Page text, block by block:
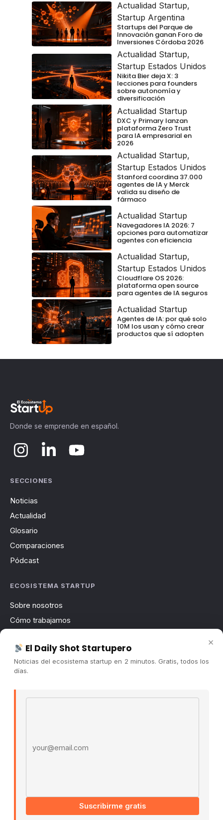
Actualidad Startup,
Startup Argentina
Startups del Parque de
Innovación ganan Foro de
Inversiones Córdoba 2026
Actualidad Startup,
Startup Estados Unidos
Nikita Bier deja X: 3
lecciones para founders
sobre autonomía y
diversificación
Actualidad Startup
DXC y Primary lanzan
plataforma Zero Trust
para IA empresarial en
2026
Actualidad Startup,
Startup Estados Unidos
Stanford coordina 37.000
agentes de IA y Merck
valida su diseño de
fármaco
Actualidad Startup
Navegadores IA 2026: 7
opciones para automatizar
agentes con eficiencia
Actualidad Startup,
Startup Estados Unidos
Cloudflare OS 2026:
plataforma open source
para agentes de IA seguros
Actualidad Startup
Agentes de IA: por qué solo
10M los usan y cómo crear
productos que sí adopten
Donde se emprende en español.
SECCIONES
Noticias
Actualidad
Glosario
Comparaciones
Pódcast
ECOSISTEMA STARTUP
Sobre nosotros
Cómo trabajamos
Contacto
Publicidad
Es La Hora de Aprender ↗
Políticas De Privacidad · Términos De Uso
×
El Daily Shot Startupero
Noticias del ecosistema startup en 2 minutos. Gratis, todos los
días.
Suscribirme gratis